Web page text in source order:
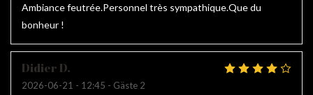
Ambiance feutrée.Personnel très sympathique.Que du
bonheur !
Didier D
2026-06-21 - 12:45 - Gäste 2